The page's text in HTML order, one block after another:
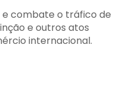
e combate o tráfico de
e outros atos
internacional.